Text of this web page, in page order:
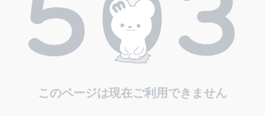
このページは現在ご利用できません